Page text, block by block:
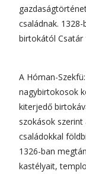
családnak.
birtokától Csatár
A Hóman-
nagybirtokosok
kiterjedő
szokások
családokkal
1326-ban
kastélyait,